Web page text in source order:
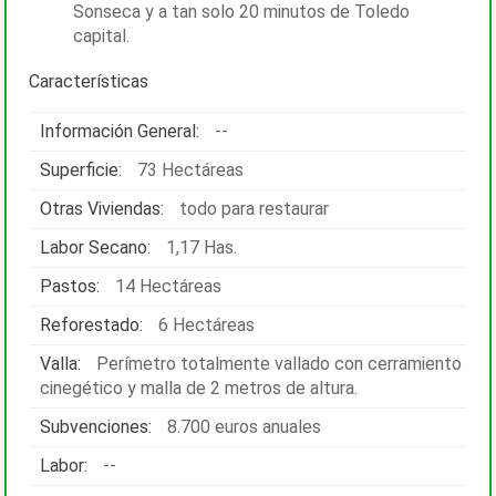
Sonseca y a tan solo 20 minutos de Toledo
capital.
Características
Información General:
--
Superficie:
73 Hectáreas
Otras Viviendas:
todo para restaurar
Labor Secano:
1,17 Has.
Pastos:
14 Hectáreas
Reforestado:
6 Hectáreas
Valla:
Perímetro totalmente vallado con cerramiento
cinegético y malla de 2 metros de altura.
Subvenciones:
8.700 euros anuales
Labor:
--